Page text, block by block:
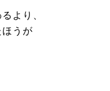
より、
うが